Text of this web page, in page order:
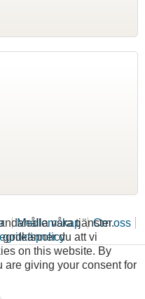
Medlemskap
Om oss
våra tjänster.
du att vi
on this website. By
giving your consent for